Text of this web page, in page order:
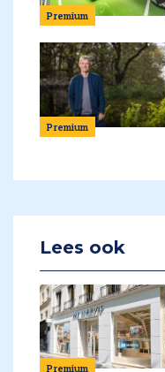
Premium
Premium
Lees ook
Premium